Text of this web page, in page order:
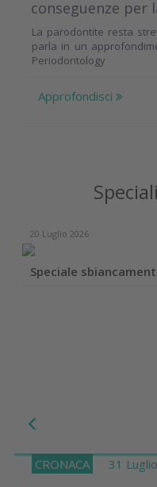
conseguenze per
La parodontite resta
parla in un
Periodontology
Approfondisci
20 Luglio 2026
Speciale
CRONACA 31